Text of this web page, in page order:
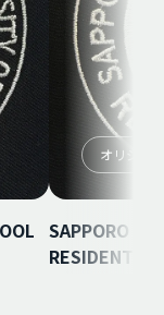
オリジナ
SAPPORO
RESIDENT